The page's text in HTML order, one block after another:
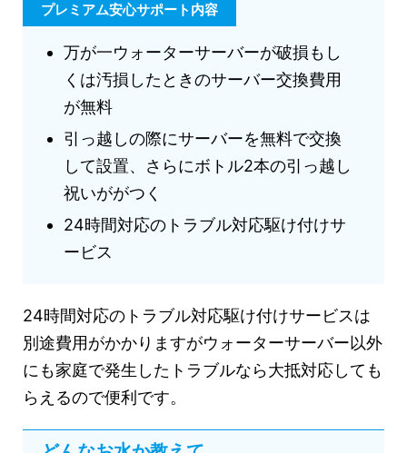
プレミアム安心サポート内容
万が一ウォーターサーバーが破損もし
くは汚損したときのサーバー交換費用
が無料
引っ越しの際にサーバーを無料で交換
して設置、さらにボトル2本の引っ越し
祝いががつく
24時間対応のトラブル対応駆け付けサ
ービス
24時間対応のトラブル対応駆け付けサービスは
別途費用がかかりますがウォーターサーバー以外
にも家庭で発生したトラブルなら大抵対応しても
らえるので便利です。